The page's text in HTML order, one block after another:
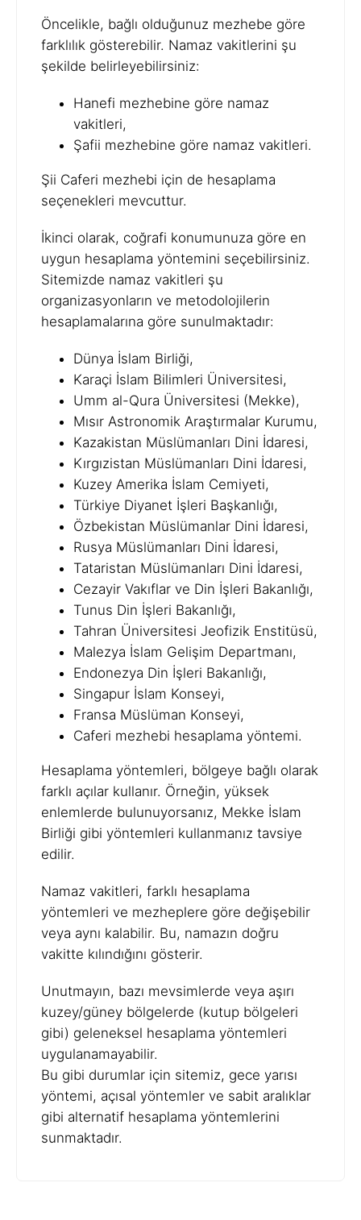
Öncelikle, bağlı olduğunuz mezhebe göre
farklılık gösterebilir. Namaz vakitlerini şu
şekilde belirleyebilirsiniz:
Hanefi mezhebine göre namaz
vakitleri,
Şafii mezhebine göre namaz vakitleri.
Şii Caferi mezhebi için de hesaplama
seçenekleri mevcuttur.
İkinci olarak, coğrafi konumunuza göre en
uygun hesaplama yöntemini seçebilirsiniz.
Sitemizde namaz vakitleri şu
organizasyonların ve metodolojilerin
hesaplamalarına göre sunulmaktadır:
Dünya İslam Birliği,
Karaçi İslam Bilimleri Üniversitesi,
Umm al-Qura Üniversitesi (Mekke),
Mısır Astronomik Araştırmalar Kurumu,
Kazakistan Müslümanları Dini İdaresi,
Kırgızistan Müslümanları Dini İdaresi,
Kuzey Amerika İslam Cemiyeti,
Türkiye Diyanet İşleri Başkanlığı,
Özbekistan Müslümanlar Dini İdaresi,
Rusya Müslümanları Dini İdaresi,
Tataristan Müslümanları Dini İdaresi,
Cezayir Vakıflar ve Din İşleri Bakanlığı,
Tunus Din İşleri Bakanlığı,
Tahran Üniversitesi Jeofizik Enstitüsü,
Malezya İslam Gelişim Departmanı,
Endonezya Din İşleri Bakanlığı,
Singapur İslam Konseyi,
Fransa Müslüman Konseyi,
Caferi mezhebi hesaplama yöntemi.
Hesaplama yöntemleri, bölgeye bağlı olarak
farklı açılar kullanır. Örneğin, yüksek
enlemlerde bulunuyorsanız, Mekke İslam
Birliği gibi yöntemleri kullanmanız tavsiye
edilir.
Namaz vakitleri, farklı hesaplama
yöntemleri ve mezheplere göre değişebilir
veya aynı kalabilir. Bu, namazın doğru
vakitte kılındığını gösterir.
Unutmayın, bazı mevsimlerde veya aşırı
kuzey/güney bölgelerde (kutup bölgeleri
gibi) geleneksel hesaplama yöntemleri
uygulanamayabilir.
Bu gibi durumlar için sitemiz, gece yarısı
yöntemi, açısal yöntemler ve sabit aralıklar
gibi alternatif hesaplama yöntemlerini
sunmaktadır.